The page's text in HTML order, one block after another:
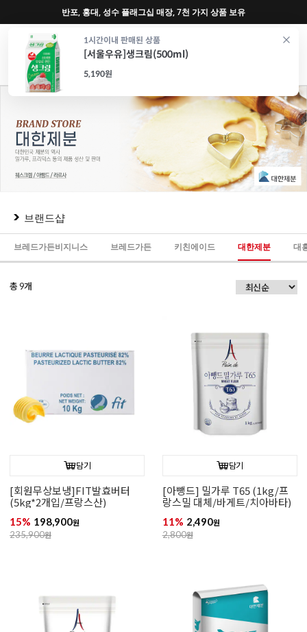
1시간이내 판매된 상품
[서울우유]생크림(500ml)
5,190원
♥ 회원가입 특별혜택 (사업자 추가혜택) ♥
0
재료 도구 포장
브랜드샵
브레드가든비지니스 브레드가든 키친에이드 대한제분 대
총9개
담기
[회원무상보냉]FIT발효버터
(5kg*2개입/프랑스산)
15% 198,900원
235,900원
담기
[아뺑드] 밀가루 T65 (1kg/프
랑스밀 대체/바게트/치아바타)
11% 2,490원
2,800원